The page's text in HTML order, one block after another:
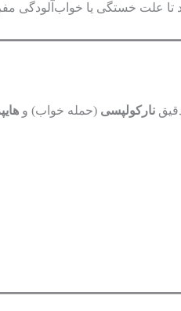
علت خستگی یا خواب‌آلودگی
نارکولپسی (حمله خواب) و